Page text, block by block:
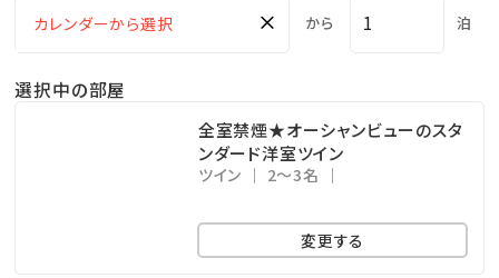
時間にもぜひご堪能ください。
湯上りの休憩やお風呂の待ち合わせ等にご利用頂ける
お部屋「くつろぎ処」には、
黒豆茶やお菓子もご用意しております。
ホテルから砂むし会館砂楽まで無料送迎バスがござい
× から 泊
選択中の部屋
全室禁煙★オーシャンビューのスタ
ンダード洋室ツイン
ツイン 2～3名
変更する